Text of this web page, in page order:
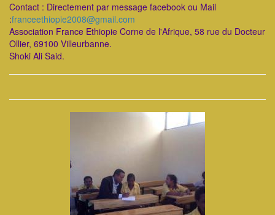
Contact : Directement par message facebook ou Mail
:franceethiopie2008@gmail.com
Association France Ethiopie Corne de l'Afrique, 58 rue du Docteur
Ollier, 69100 Villeurbanne.
Shoki Ali Said.